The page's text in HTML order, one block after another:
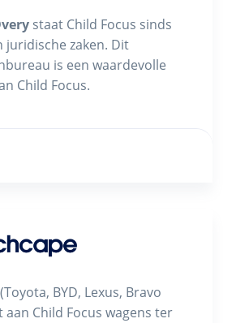
staat Child Focus sinds
juridische zaken. Dit
is een waardevolle
Child Focus.
BYD, Lexus, Bravo
aan Child Focus wagens ter